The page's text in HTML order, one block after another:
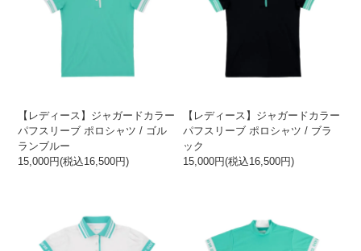
【レディース】ジャガードカラー
パフスリーブ ポロシャツ / ゴル
ランブルー
15,000円(税込16,500円)
【レディース】ジャガードカラー
パフスリーブ ポロシャツ / ブラ
ック
15,000円(税込16,500円)